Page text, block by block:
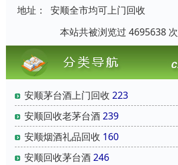
地址：
安顺全市均可上门回收
本站共被浏览过 4695638 次
安顺茅台酒上门回收 223
安顺回收老茅台酒239
安顺烟酒礼品回收 160
安顺回收茅台酒246